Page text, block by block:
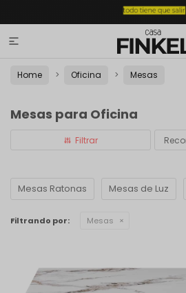

Home Oficina Mesas
Mesas para Oficina
Mesas Ratonas Mesas de Luz
Filtrando por: Mesas